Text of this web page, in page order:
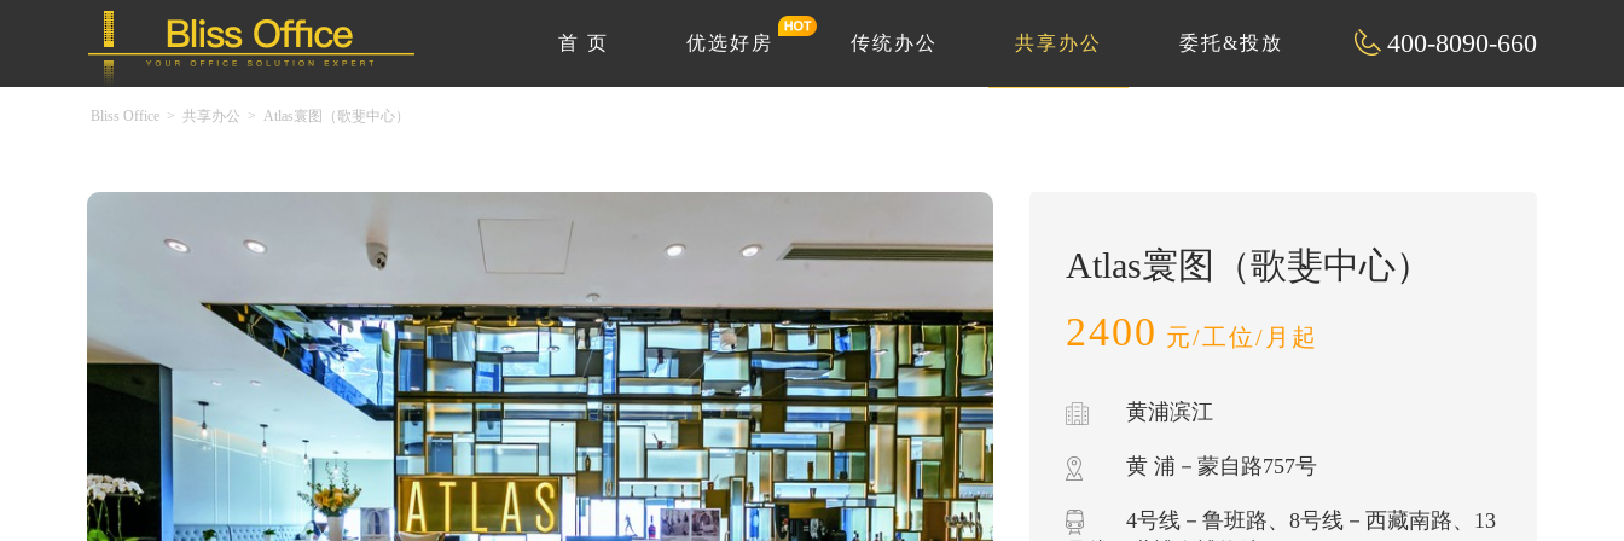
400-8090-660
首 页 优选好房 传统办公 共享办公 委托&投放
Bliss Office > 共享办公 > Atlas寰图（歌斐中心）
Atlas寰图（歌斐中心）
2400 元/工位/月起
黄浦滨江
黄 浦－蒙自路757号
4号线－鲁班路、8号线－西藏南路、13